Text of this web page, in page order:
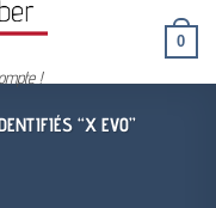
!
0
“X EVO”